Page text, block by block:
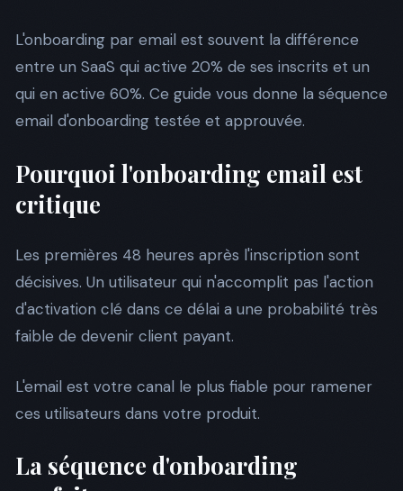
L'onboarding par email est souvent la différence
entre un SaaS qui active 20% de ses inscrits et un
qui en active 60%. Ce guide vous donne la séquence
email d'onboarding testée et approuvée.
Pourquoi l'onboarding email est
critique
Les premières 48 heures après l'inscription sont
décisives. Un utilisateur qui n'accomplit pas l'action
d'activation clé dans ce délai a une probabilité très
faible de devenir client payant.
L'email est votre canal le plus fiable pour ramener
ces utilisateurs dans votre produit.
La séquence d'onboarding